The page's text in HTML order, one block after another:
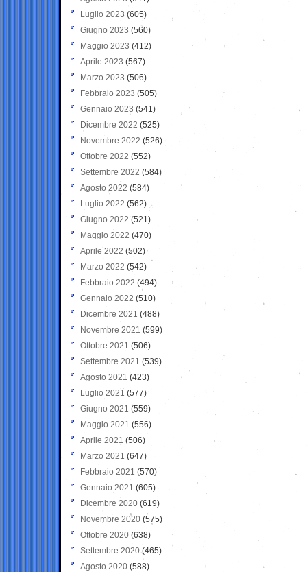
Luglio 2023 (605)
Giugno 2023 (560)
Maggio 2023 (412)
Aprile 2023 (567)
Marzo 2023 (506)
Febbraio 2023 (505)
Gennaio 2023 (541)
Dicembre 2022 (525)
Novembre 2022 (526)
Ottobre 2022 (552)
Settembre 2022 (584)
Agosto 2022 (584)
Luglio 2022 (562)
Giugno 2022 (521)
Maggio 2022 (470)
Aprile 2022 (502)
Marzo 2022 (542)
Febbraio 2022 (494)
Gennaio 2022 (510)
Dicembre 2021 (488)
Novembre 2021 (599)
Ottobre 2021 (506)
Settembre 2021 (539)
Agosto 2021 (423)
Luglio 2021 (577)
Giugno 2021(559)
Maggio 2021 (556)
Aprile 2021 (506)
Marzo 2021 (647)
Febbraio 2021 (570)
Gennaio 2021 (605)
Dicembre 2020 (619)
Novembre 2020 (575)
Ottobre 2020 (638)
Settembre 2020(465)
Agosto 2020 (588)